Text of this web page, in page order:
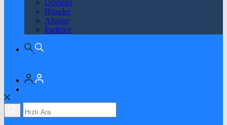
Dövizler
Hisseler
Altınlar
Pariteler